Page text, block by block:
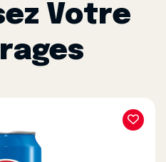
Votre